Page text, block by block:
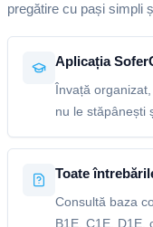
pregătire cu pași simpli
Aplicația
Învață
nu le stăpânești
Toate
Consultă baza
B1E, C1E, D1E,